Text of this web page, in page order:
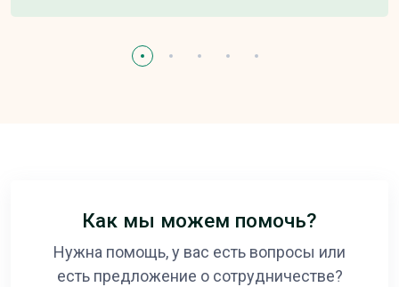
Как мы можем помочь?
Нужна помощь, у вас есть вопросы или
есть предложение о сотрудничестве?